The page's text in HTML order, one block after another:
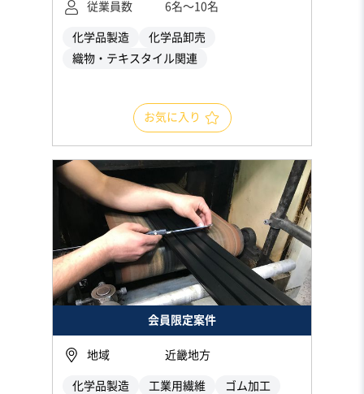
従業員数
6名〜10名
化学品製造
化学品卸売
織物・テキスタイル関連
お気に入り
会員限定案件
地域 近畿地方
化学品製造 工業用繊維 ゴム加工